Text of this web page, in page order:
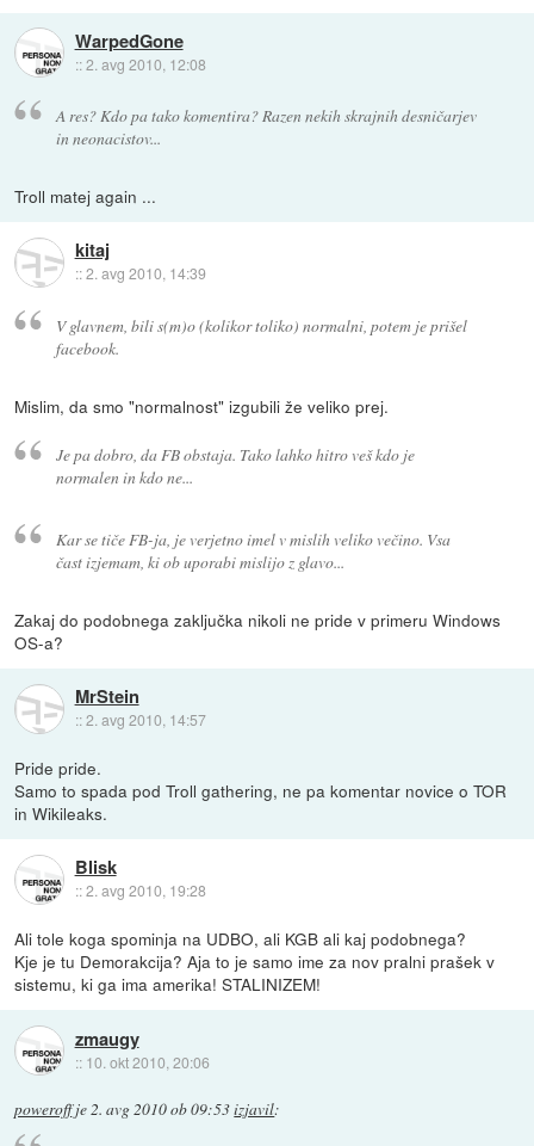
WarpedGone
::2. avg 2010, 12:08
A res? Kdo pa tako komentira? Razen nekih skrajnih desničarjev
in neonacistov...
Troll matej again ...
kitaj
::2. avg 2010, 14:39
V glavnem, bili s(m)o (kolikor toliko) normalni, potem je prišel
facebook.
Mislim, da smo "normalnost" izgubili že veliko prej.
Je pa dobro, da FB obstaja. Tako lahko hitro veš kdo je
normalen in kdo ne...
Kar se tiče FB-ja, je verjetno imel v mislih veliko večino. Vsa
čast izjemam, ki ob uporabi mislijo z glavo...
Zakaj do podobnega zaključka nikoli ne pride v primeru Windows
OS-a?
MrStein
::2. avg 2010, 14:57
Pride pride.
Samo to spada pod Troll gathering, ne pa komentar novice o TOR
in Wikileaks.
Blisk
::2. avg 2010, 19:28
Ali tole koga spominja na UDBO, ali KGB ali kaj podobnega?
Kje je tu Demorakcija? Aja to je samo ime za nov pralni prašek v
sistemu, ki ga ima amerika! STALINIZEM!
zmaugy
:: 10. okt 2010, 20:06
poweroffje2. avg 2010 ob 09:53izjavil: